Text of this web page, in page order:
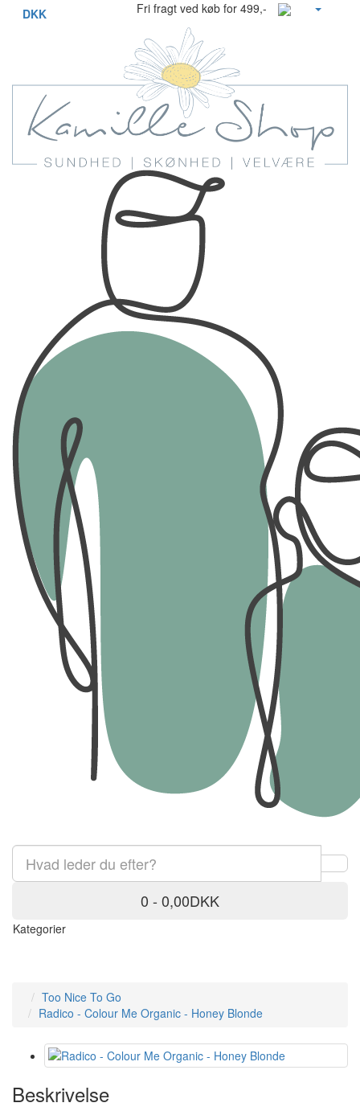
DKK Fri fragt ved køb for 499,-
0 - 0,00DKK
Kategorier
Too Nice To Go
Radico - Colour Me Organic - Honey Blonde
Beskrivelse